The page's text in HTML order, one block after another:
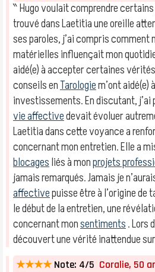
‶ Hugo voulait comprendre certains
trouvé dans Laetitia une oreille
ses paroles, j’ai compris comment
matérielles influençait mon
aidé(e) à accepter certaines
conseils enTarologiem’ont
investissements. En discutant,
vie affectivedevait évoluer
Laetitia dans cette voyance a
concernant mon entretien. Elle a
blocagesliés à monprojets
jamais remarqués. Jamais je
affectivepuisse être à l’origine de
le début de la entretien, une
concernant monsentiments. Lors
découvert une vérité inattendue
★★★★ Note: 4/5 Coralie, 50